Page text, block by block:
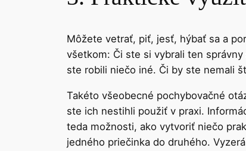
Môžete vetrať, piť, jesť, hýbať sa a
všetkom: Či ste si vybrali ten
ste robili niečo iné. Či by ste nemali
Takéto všeobecné pochybovačné
ste ich nestihli použiť v praxi.
teda možnosti, ako vytvoriť niečo
jedného priečinka do druhého.